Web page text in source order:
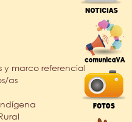
y marco referencial
as